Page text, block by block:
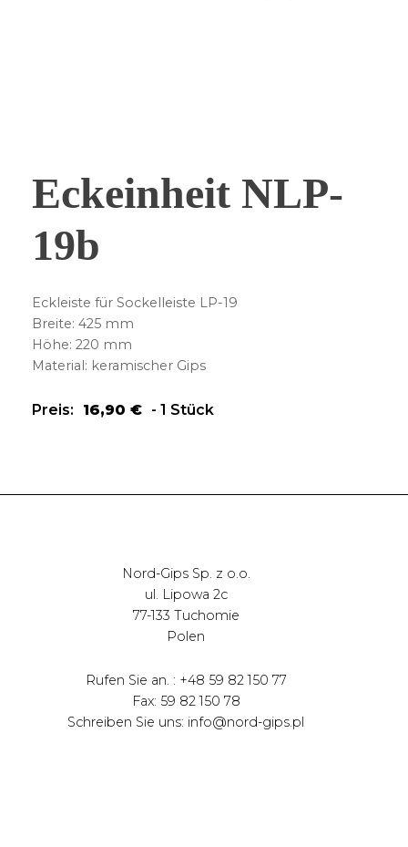
Eckeinheit NLP-
19b
Eckleiste für Sockelleiste LP-19
Breite: 425 mm
Höhe: 220 mm
Material: keramischer Gips
Preis: 16,90 € - 1 Stück
Nord-Gips Sp. z o.o.
ul. Lipowa 2c
77-133 Tuchomie
Polen
Rufen Sie an. : +48 59 82 150 77
Fax: 59 82 150 78
Schreiben Sie uns: info@nord-gips.pl